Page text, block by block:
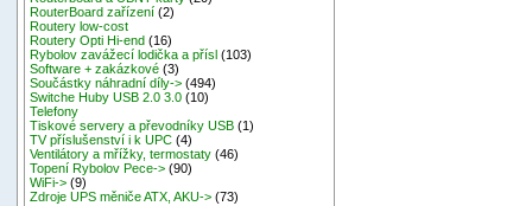
RouterBoard zařízení (2)
Routery low-cost
Routery Opti Hi-end (16)
Rybolov zavážecí lodička a přísl (103)
Software + zakázkové (3)
Součástky náhradní díly-> (494)
Switche Huby USB 2.0 3.0 (10)
Telefony
Tiskové servery a převodníky USB (1)
TV příslušenství i k UPC (4)
Ventilátory a mřížky, termostaty (46)
Topení Rybolov Pece-> (90)
WiFi-> (9)
Zdroje UPS měniče ATX, AKU-> (73)